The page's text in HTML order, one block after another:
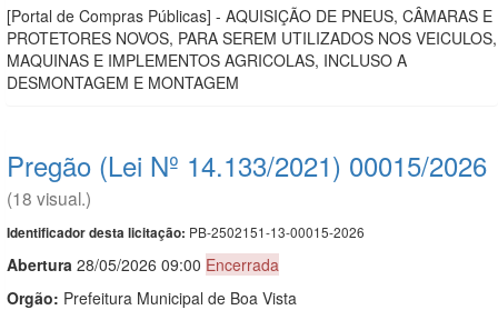
[Portal de Compras Públicas] - AQUISIÇÃO DE PNEUS, CÂMARAS E
PROTETORES NOVOS, PARA SEREM UTILIZADOS NOS VEICULOS,
MAQUINAS E IMPLEMENTOS AGRICOLAS, INCLUSO A
DESMONTAGEM E MONTAGEM
Pregão (Lei Nº 14.133/2021) 00015/2026
(18 visual.)
Identificador desta licitação: PB-2502151-13-00015-2026
Abertura 28/05/2026 09:00 Encerrada
Orgão: Prefeitura Municipal de Boa Vista